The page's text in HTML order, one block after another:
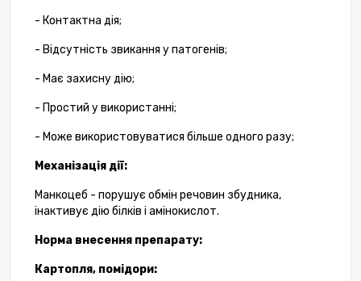
- Контактна дія;
- Відсутність звикання упатогенів;
- Має захиснудію;
- Простий увикористанні;
- Може використовуватися більше одного разу;
Механізація дії:
Манкоцеб - порушує обмін речовин збудника,
інактивує дію білків і амінокислот.
Норма внесення препарату:
Картопля, помідори: